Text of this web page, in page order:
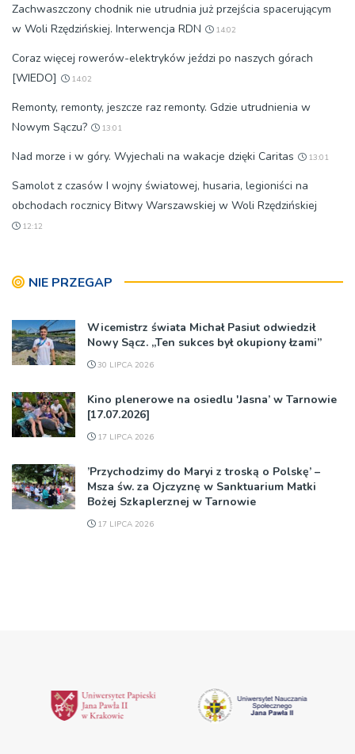
Zachwaszczony chodnik nie utrudnia już przejścia spacerującym
w Woli Rzędzińskiej. Interwencja RDN
14:02
Coraz więcej rowerów-elektryków jeździ po naszych górach
[WIEDO]
14:02
Remonty, remonty, jeszcze raz remonty. Gdzie utrudnienia w
Nowym Sączu?
13:01
Nad morze i w góry. Wyjechali na wakacje dzięki Caritas 13:01
Samolot z czasów I wojny światowej, husaria, legioniści na
obchodach rocznicy Bitwy Warszawskiej w Woli Rzędzińskiej
12:12
NIE PRZEGAP
Wicemistrz świata Michał Pasiut odwiedził
Nowy Sącz. „Ten sukces był okupiony łzami”
30 LIPCA 2026
Kino plenerowe na osiedlu 'Jasna’ w Tarnowie
[17.07.2026]
17 LIPCA 2026
’Przychodzimy do Maryi z troską o Polskę’ –
Msza św. za Ojczyznę w Sanktuarium Matki
Bożej Szkaplerznej w Tarnowie
17 LIPCA 2026